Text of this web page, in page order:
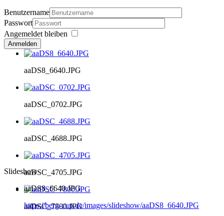
Benutzername
Passwort
Angemeldet bleiben
Anmelden
aaDS8_6640.JPG
aaDSC_0702.JPG
aaDSC_4688.JPG
aaDSC_4705.JPG
aaDSC_7800.JPG
Slideshow
aaDS8_6640.JPG
https://berg-cup.de/images/slideshow/aaDS8_6640.JPG